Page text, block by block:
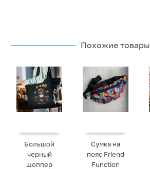
Похожие товары
Большой
черный
шоппер
Сумка на
пояс Friend
Function